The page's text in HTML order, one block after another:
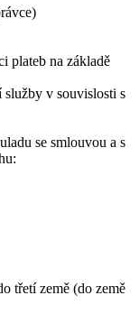
plateb na základě
v souvislosti s
se smlouvou a s
třetí země (do země